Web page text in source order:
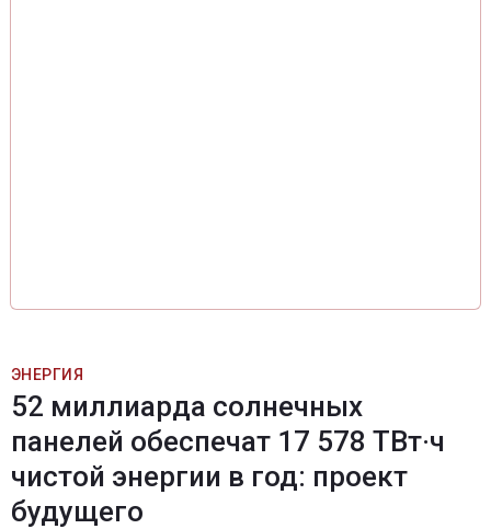
ЭНЕРГИЯ
52 миллиарда солнечных
панелей обеспечат 17 578 ТВт·ч
чистой энергии в год: проект
будущего